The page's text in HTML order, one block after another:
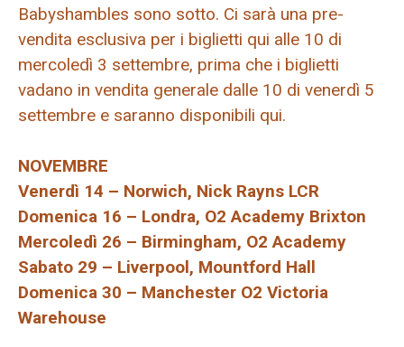
Babyshambles sono sotto. Ci sarà una pre-
vendita esclusiva per i biglietti qui alle 10 di
mercoledì 3 settembre, prima che i biglietti
vadano in vendita generale dalle 10 di venerdì 5
settembre e saranno disponibili qui.
NOVEMBRE
Venerdì 14 – Norwich, Nick Rayns LCR
Domenica 16 – Londra, O2 Academy Brixton
Mercoledì 26 – Birmingham, O2 Academy
Sabato 29 – Liverpool, Mountford Hall
Domenica 30 – Manchester O2 Victoria
Warehouse